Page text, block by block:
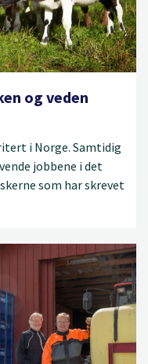
og veden
i Norge. Samtidig
jobbene i det
som har skrevet